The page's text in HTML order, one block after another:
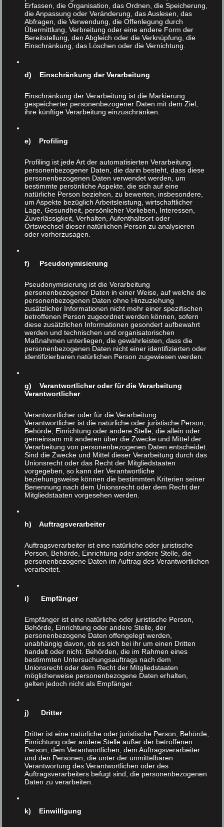
Buchstäblich kritisch war es, als ich mehrfach
beschuldigt wurde, Gewalttaten gutzuheißen oder dazu
aufzurufen, weil ich mich positiv im Hinblick auf
Tierbefreiungen und dergleichen geäußert hatte. Noch
belastender und für die Tierrechtsbewegung schädlicher
sind aber die Selbstzerfleischungstendenzen in der
Bewegung. So werde ich etwa von einigen als
rechtsextrem verleumdet, weil ich den speziesistischen
Terror gegen Tiere mit dem Nazi-Terror gegen Juden und
andere „minderwertige“ Rassen oder Gruppen vergleiche.
International sind solche Vergleiche absolut üblich. Man
denke nur an das Diktum des jüdischen
Literaturnobelpreisträgers Isaac Bashevis Singer: „Wo es
um Tiere geht, wird jeder zum Nazi.“
VI: 2013 haben Sie „Vegan soll keine Religion sein“
veröffentlicht, ein Essay, das sich so kurzfassen lässt: Wer
Tiere retten will, muss Realist werden. Glauben Sie also,
einer der Gründe für die extreme Langsamkeit der
Fortschritte in puncto Tierrechte sei die Tendenz der
Aktivisten, sich in Schwärmereien zu ergehen statt
pragmatische Strategien zu entfalten?
Kaplan: Auf alle Fälle! Der Vegetarierbund Deutschlands
veröffentlicht seit Jahrzehnten sagenhafte Vegetarier-
Zuwachsraten. Würden die auch nur ansatzweise
stimmen, gäbe es längst 150 Prozent Vegetarier bzw.
Veganer! Die Medien beschwören seit Jahren einen
Veggie-Boom und Vegan-Hype. Kein Wunder, daß es
mittlerweile ein geflügeltes Wort ist, daß der Veganismus
endlich „mitten in der Gesellschaft angekommen“ sei.
Tatsächlich ist der Pro-Kopf-Fleisch-Verzehr in
Deutschland aber seit 20 Jahren konstant! Irgendetwas
stimmt hier also nicht. Dennoch hat diese Euphorie die
Aktivisten dazu verführt, nur mehr auf Mode, Spaß und
Coolness zu setzen und sich das aufwendige ethische
Politik; wir kommen darauf zurück – fatale Folgen.
Außerdem sollten sich diejenigen, denen die
„Veganisierung der Gesellschaft“ am Herzen liegt, anstatt
über die Abweichler in den eigenen Reihen herzufallen,
weil sie „nur“ zu 99 Prozent vegan sind, lieber um die
überwiegende Mehrheit der Fleischesser kümmern!
VI: Das Internet ist eine wichtige Quelle für Ihr Buch,
sowie ein Ort, den Sie schon lange frequentieren. Vor der
Zeit der sozialen Netzwerke haben Sie zum Beispiel eine
sehr lebhafte Yahoo-Gruppe gegründet und moderiert.
Streitens zu sein (Trolling usw.) als eine produktive,
politische Plattform. Wie kann man dieses Phänomen
strategisch umkehren?
Kaplan: In diesem Fall bildet das Internet wohl lediglich
die „analoge Wirklichkeit“ ab. In der gibt es ja auch
Tierrechte – sondern v. a. Angriff und Ausgrenzung.
Andererseits ist das Internet heute natürlich so etwas wie
das Leitmedium – das sowohl virtuelle als auch reale
Entwicklungen anstoßen kann. In diese Richtung gehen
auch meine Bemühungen. Freilich ist es schwierig, mit
sehr kurzen Texten und bei geringer
Aufmerksamkeitsspanne der Leser komplexe
Zusammenhänge zu diskutieren. Deshalb versuche ich,
mit pointierten Überschriften und Zitaten die Menschen
dazu „zu verführen“, sich umfassender zu informieren, z.
B. in Büchern.
VI: Zwei Punkte gelten als Basis Ihrer „realpolitischen“
Tierschutzphilosophie:
„a) Ganz konsequent vegan leben, also ohne jegliche
b) Beim Versuch, möglichst konsequent vegan zu leben,
gerät man notwendig in paradoxe, ja absurde
Erfassen, die Organisation, das Ordnen, die Speicherung,
die Anpassung oder Veränderung, das Auslesen, das
Abfragen, die Verwendung, die Offenlegung durch
Übermittlung, Verbreitung oder eine andere Form der
Bereitstellung, den Abgleich oder die Verknüpfung, die
Einschränkung, das Löschen oder die Vernichtung.
d) Einschränkung der Verarbeitung
Einschränkung der Verarbeitung ist die Markierung
gespeicherter personenbezogener Daten mit dem Ziel,
ihre künftige Verarbeitung einzuschränken.
e) Profiling
Profiling ist jede Art der automatisierten Verarbeitung
personenbezogener Daten, die darin besteht, dass diese
personenbezogenen Daten verwendet werden, um
bestimmte persönliche Aspekte, die sich auf eine
natürliche Person beziehen, zu bewerten, insbesondere,
um Aspekte bezüglich Arbeitsleistung, wirtschaftlicher
Lage, Gesundheit, persönlicher Vorlieben, Interessen,
Zuverlässigkeit, Verhalten, Aufenthaltsort oder
Ortswechsel dieser natürlichen Person zu analysieren
oder vorherzusagen.
f) Pseudonymisierung
Pseudonymisierung ist die Verarbeitung
personenbezogener Daten in einer Weise, auf welche die
personenbezogenen Daten ohne Hinzuziehung
zusätzlicher Informationen nicht mehr einer spezifischen
betroffenen Person zugeordnet werden können, sofern
diese zusätzlichen Informationen gesondert aufbewahrt
werden und technischen und organisatorischen
Maßnahmen unterliegen, die gewährleisten, dass die
personenbezogenen Daten nicht einer identifizierten oder
identifizierbaren natürlichen Person zugewiesen werden.
g) Verantwortlicher oder für die Verarbeitung
Verantwortlicher
Verantwortlicher oder für die Verarbeitung
Verantwortlicher ist die natürliche oder juristische Person,
Behörde, Einrichtung oder andere Stelle, die allein oder
gemeinsam mit anderen über die Zwecke und Mittel der
Verarbeitung von personenbezogenen Daten entscheidet.
Sind die Zwecke und Mittel dieser Verarbeitung durch das
Unionsrecht oder das Recht der Mitgliedstaaten
vorgegeben, so kann der Verantwortliche
beziehungsweise können die bestimmten Kriterien seiner
Benennung nach dem Unionsrecht oder dem Recht der
Mitgliedstaaten vorgesehen werden.
h) Auftragsverarbeiter
Auftragsverarbeiter ist eine natürliche oder juristische
Person, Behörde, Einrichtung oder andere Stelle, die
personenbezogene Daten im Auftrag des Verantwortlichen
verarbeitet.
i) Empfänger
Empfänger ist eine natürliche oder juristische Person,
Behörde, Einrichtung oder andere Stelle, der
personenbezogene Daten offengelegt werden,
unabhängig davon, ob es sich bei ihr um einen Dritten
handelt oder nicht. Behörden, die im Rahmen eines
bestimmten Untersuchungsauftrags nach dem
Unionsrecht oder dem Recht der Mitgliedstaaten
möglicherweise personenbezogene Daten erhalten,
gelten jedoch nicht als Empfänger.
j) Dritter
Dritter ist eine natürliche oder juristische Person, Behörde,
Einrichtung oder andere Stelle außer der betroffenen
Person, dem Verantwortlichen, dem Auftragsverarbeiter
und den Personen, die unter der unmittelbaren
Verantwortung des Verantwortlichen oder des
Auftragsverarbeiters befugt sind, die personenbezogenen
Daten zu verarbeiten.
k) Einwilligung